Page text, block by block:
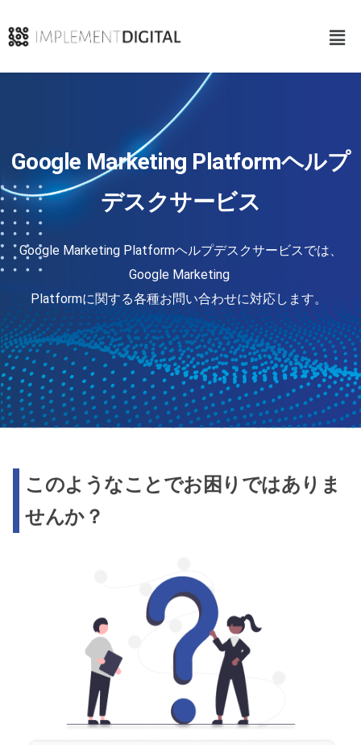
Google Marketing Platformヘルプ
デスクサービス​
Google Marketing Platformヘルプデスクサービス​では、
Google Marketing
Platformに関する各種お問い合わせに対応します。
このようなことでお困りではありま
せんか？